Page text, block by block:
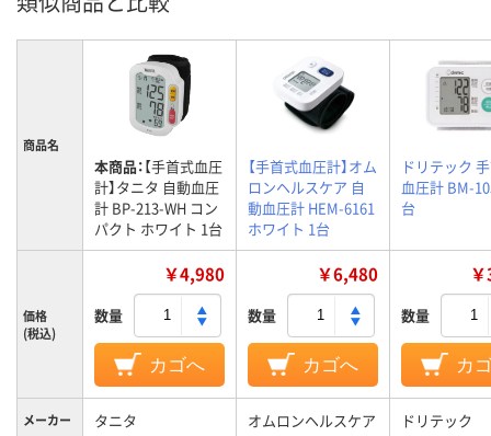
商品名
本商品：【手首式血圧
計】タニタ 自動血圧
計 BP-213-WH コン
パクト ホワイト 1台
【手首式血圧計】オム
ロンヘルスケア 自
動血圧計 HEM-6161
ホワイト 1台
ドリテック
血圧計 BM-
台
価格
(税込)
￥4,980
数量
カゴへ
￥6,480
数量
カゴへ
数量
カ
メーカー タニタ オムロンヘルスケア ドリテック